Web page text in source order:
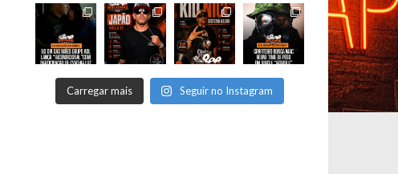
Carregar mais Seguir no Instagram